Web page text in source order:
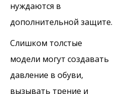
нуждаются в
дополнительной защите.
Слишком толстые
модели могут создавать
давление в обуви,
вызывать трение и